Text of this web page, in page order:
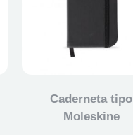
Caderneta tipo
Moleskine